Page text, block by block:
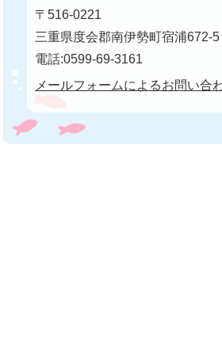
〒516-0221
三重県度会郡南伊勢町宿浦672-5
電話:0599-69-3161
メールフォームによるお問い合